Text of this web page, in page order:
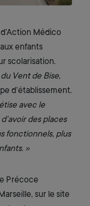
Médico
enfants
scolarisation.
Vent de Bise,
d’établissement.
avec le
des places
fonctionnels, plus
»
Précoce
sur le site